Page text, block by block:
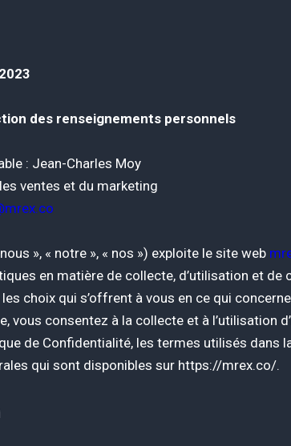
des renseignements personnels
: Jean-Charles Moy
ventes et du marketing
», « notre », « nos ») exploite le site web
en matière de collecte, d’utilisation et
choix qui s’offrent à vous en ce qui
vous consentez à la collecte et à
de Confidentialité, les termes utilisés
qui sont disponibles sur https://mrex.co/.